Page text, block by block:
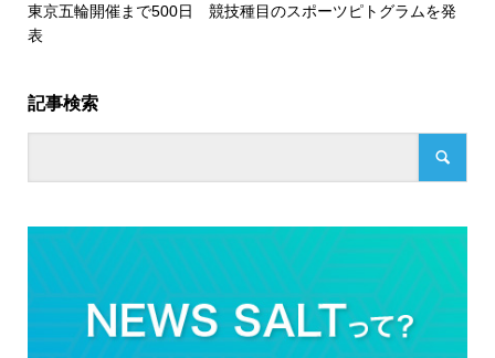
東京五輪開催まで500日 競技種目のスポーツピトグラムを発
表
記事検索